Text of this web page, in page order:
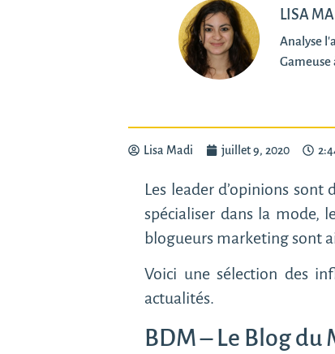
LISA
Analyse
Gameuse
Lisa Madi juillet 9, 2020
Les leader d’opinions
spécialiser dans la mode,
blogueurs marketing sont
Voici une sélection des
actualités.
BDM – Le Blog du